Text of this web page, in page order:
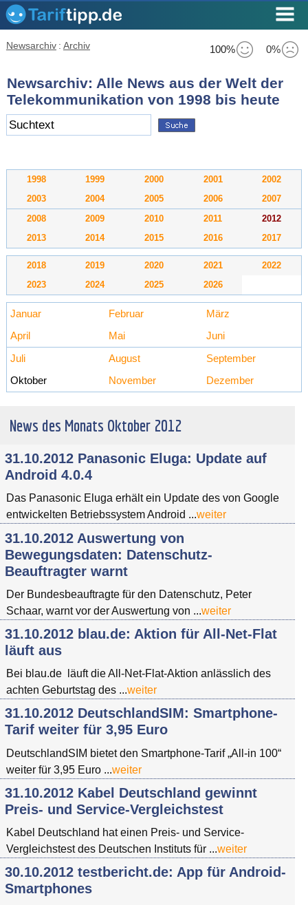
100% 0%
Newsarchiv : Archiv
Newsarchiv: Alle News aus der Welt der
Telekommunikation von 1998 bis heute
1998 1999 2000 2001
2002
2003
2004 2005 2006 2007
2008 2009 2010 2011
2012
2013
2014 2015 2016 2017
2018 2019 2020 2021
2022
2023
2024 2025 2026
Januar Februar
März
April
Mai
Juni
Juli
August
September
Oktober
November Dezember
News des Monats Oktober 2012
31.10.2012 Panasonic Eluga: Update auf
Android 4.0.4
Das Panasonic Eluga erhält ein Update des von Google
entwickelten Betriebssystem Android ...weiter
31.10.2012 Auswertung von
Bewegungsdaten: Datenschutz-
Beauftragter warnt
Der Bundesbeauftragte für den Datenschutz, Peter
Schaar, warnt vor der Auswertung von ...weiter
31.10.2012 blau.de: Aktion für All-Net-Flat
läuft aus
Bei blau.de läuft die All-Net-Flat-Aktion anlässlich des
achten Geburtstag des ...weiter
31.10.2012 DeutschlandSIM: Smartphone-
Tarif weiter für 3,95 Euro
DeutschlandSIM bietet den Smartphone-Tarif „All-in 100“
weiter für 3,95 Euro ...weiter
31.10.2012 Kabel Deutschland gewinnt
Preis- und Service-Vergleichstest
Kabel Deutschland hat einen Preis- und Service-
Vergleichstest des Deutschen Instituts für ...weiter
30.10.2012 testbericht.de: App für Android-
Smartphones